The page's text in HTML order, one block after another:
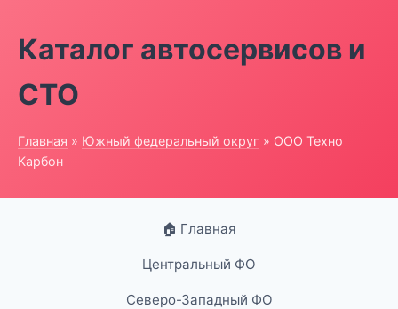
Каталог автосервисов и
СТО
Главная » Южный федеральный округ » ООО Техно
Карбон
🏠 Главная
Центральный ФО
Северо-Западный ФО